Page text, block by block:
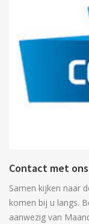
Contact met ons
Samen kijken naar
komen bij u langs.
aanwezig van